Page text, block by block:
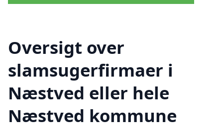
Oversigt over
slamsugerfirmaer i
Næstved eller hele
Næstved kommune